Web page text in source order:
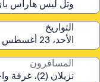
التواريخ
المسافرون